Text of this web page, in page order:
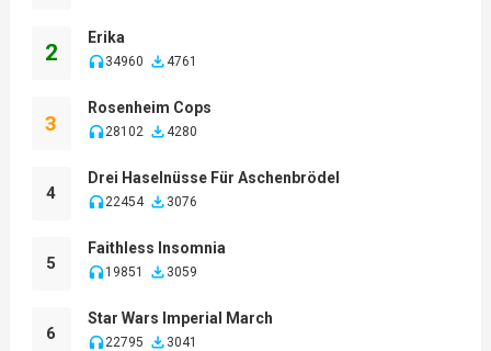
2
Erika
34960 4761
3
Rosenheim Cops
28102 4280
4
Drei Haselnüsse Für Aschenbrödel
22454 3076
5
Faithless Insomnia
19851 3059
6
Star Wars Imperial March
22795 3041